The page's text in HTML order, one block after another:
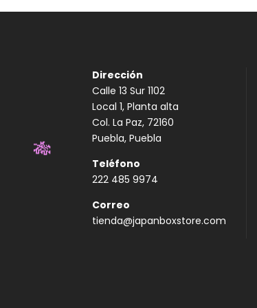
Dirección
Calle 13 Sur 1102
Local 1, Planta alta
Col. La Paz, 72160
Puebla, Puebla
Teléfono
222 485 9974
Correo
tienda@japanboxstore.com